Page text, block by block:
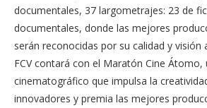
documentales, 37 largometrajes: 23 de
documentales, donde las mejores
serán reconocidas por su calidad y visión
FCV contará con el Maratón Cine Átomo,
cinematográfico que impulsa la
innovadores y premia las mejores